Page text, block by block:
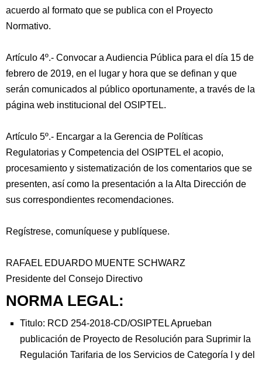
acuerdo al formato que se publica con el Proyecto
Normativo.
Artículo 4º.- Convocar a Audiencia Pública para el día 15 de
febrero de 2019, en el lugar y hora que se definan y que
serán comunicados al público oportunamente, a través de la
página web institucional del OSIPTEL.
Artículo 5º.- Encargar a la Gerencia de Políticas
Regulatorias y Competencia del OSIPTEL el acopio,
procesamiento y sistematización de los comentarios que se
presenten, así como la presentación a la Alta Dirección de
sus correspondientes recomendaciones.
Regístrese, comuníquese y publíquese.
RAFAEL EDUARDO MUENTE SCHWARZ
Presidente del Consejo Directivo
NORMA LEGAL:
Titulo: RCD 254-2018-CD/OSIPTEL Aprueban
publicación de Proyecto de Resolución para Suprimir la
Regulación Tarifaria de los Servicios de Categoría I y del